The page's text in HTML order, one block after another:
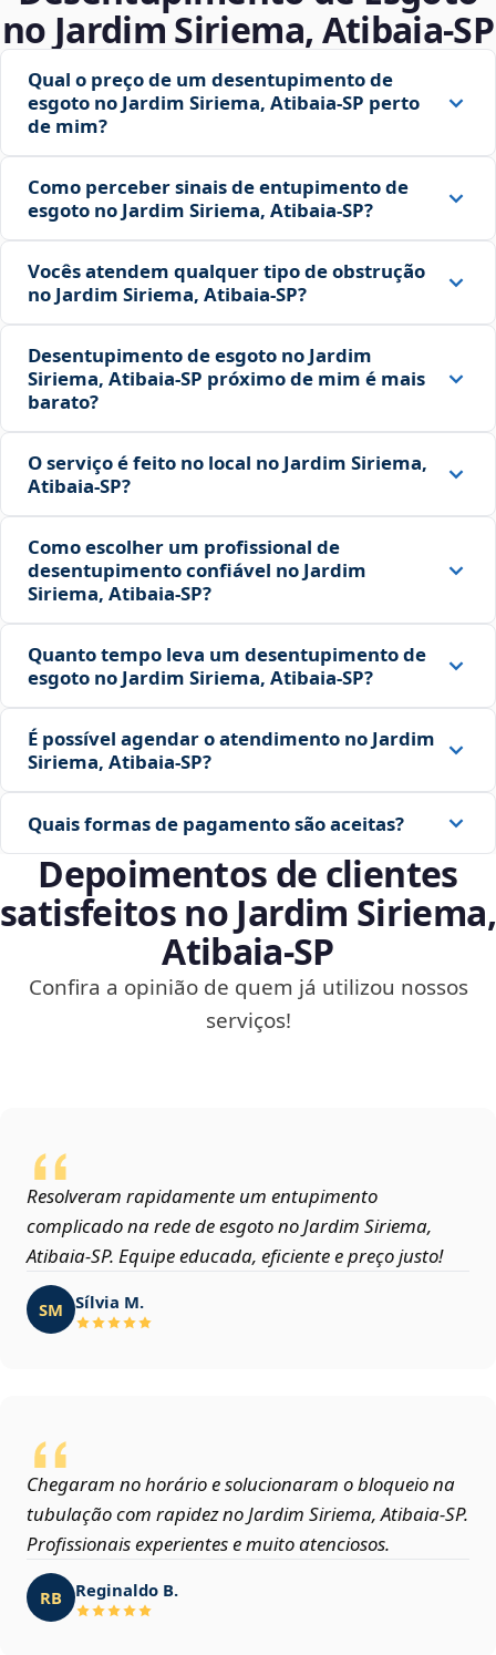
no Jardim Siriema, Atibaia‑SP
Qual o preço de um desentupimento de
esgoto no Jardim Siriema, Atibaia‑SP perto
de mim?
Como perceber sinais de entupimento de
esgoto no Jardim Siriema, Atibaia‑SP?
Vocês atendem qualquer tipo de obstrução
no Jardim Siriema, Atibaia‑SP?
Desentupimento de esgoto no Jardim
Siriema, Atibaia‑SP próximo de mim é mais
barato?
O serviço é feito no local no Jardim Siriema,
Atibaia‑SP?
Como escolher um profissional de
desentupimento confiável no Jardim
Siriema, Atibaia‑SP?
Quanto tempo leva um desentupimento de
esgoto no Jardim Siriema, Atibaia‑SP?
É possível agendar o atendimento no Jardim
Siriema, Atibaia‑SP?
Quais formas de pagamento são aceitas?
Depoimentos de clientes
satisfeitos no Jardim Siriema,
Atibaia‑SP
Confira a opinião de quem já utilizou nossos
serviços!
Resolveram rapidamente um entupimento
complicado na rede de esgoto no Jardim Siriema,
Atibaia‑SP. Equipe educada, eficiente e preço justo!
SM Sílvia M.
Chegaram no horário e solucionaram o bloqueio na
tubulação com rapidez no Jardim Siriema, Atibaia‑SP.
Profissionais experientes e muito atenciosos.
RB Reginaldo B.